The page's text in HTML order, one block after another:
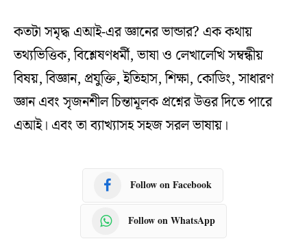
কতটা সমৃদ্ধ এআই-এর জ্ঞানের ভান্ডার? এক কথায়
তথ্যভিত্তিক, বিশ্লেষণধর্মী, ভাষা ও লেখালেখি সম্বন্ধীয়
বিষয়, বিজ্ঞান, প্রযুক্তি, ইতিহাস, শিক্ষা, কোডিং, সাধারণ
জ্ঞান এবং সৃজনশীল চিন্তামূলক প্রশ্নের উত্তর দিতে পারে
এআই। এবং তা ব্যাখ্যাসহ সহজ সরল ভাষায়।
Follow on Facebook
Follow on WhatsApp